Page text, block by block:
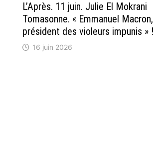
L’Après. 11 juin. Julie El Mokrani
Tomasonne. « Emmanuel Macron,
président des violeurs impunis » !
16 juin 2026